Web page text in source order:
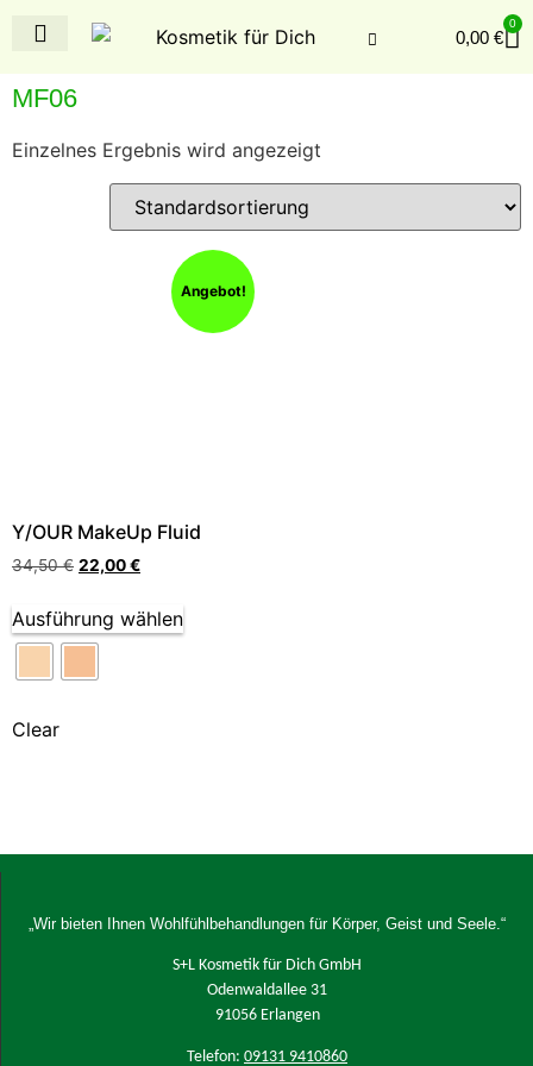
0,00 €
0
MF06
Einzelnes Ergebnis wird angezeigt
Angebot!
Y/OUR MakeUp Fluid
34,50€ 22,00€
Ausführung wählen
Clear
„Wir bieten Ihnen Wohlfühlbehandlungen für Körper, Geist und Seele.“
S+L Kosmetik für Dich GmbH
Odenwaldallee 31
91056 Erlangen
Telefon: 09131 9410860